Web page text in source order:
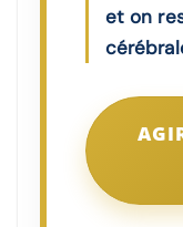
et on